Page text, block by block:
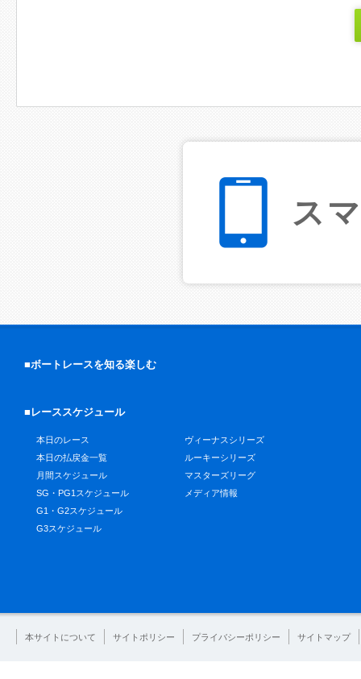
ス
■ボートレースを知る楽しむ
■レーススケジュール
本日のレース
本日の払戻金一覧
月間スケジュール
SG・PG1スケジュール
G1・G2スケジュール
G3スケジュール
ヴィーナスシリーズ
ルーキーシリーズ
マスターズリーグ
メディア情報
本サイトについて サイトポリシー プライバシーポリシー サイトマップ